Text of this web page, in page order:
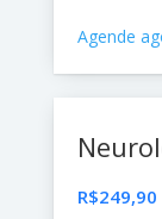
Agende
R$249,90